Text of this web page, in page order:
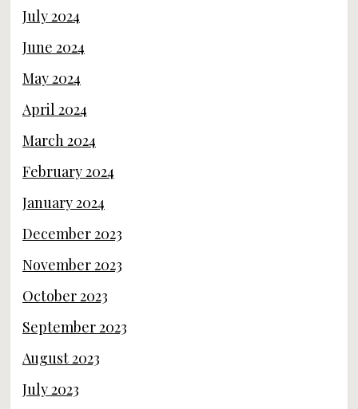
July 2024
June 2024
May 2024
April 2024
March 2024
February 2024
January 2024
December 2023
November 2023
October 2023
September 2023
August 2023
July 2023